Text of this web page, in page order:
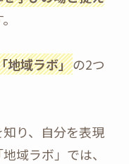
地域ラボ」の2つ
知り、自分を表現
域ラボ」では、